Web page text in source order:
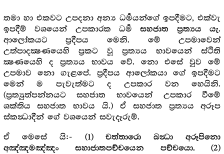
තමා හා එකවට උපදනා අන්‍ය ධර්‍මයන්ගේ ඉපදීමට, එක්වැ
ඉපදීම් වශයෙන් උපකාරක ධර්‍මසහජාත ප්‍ර‍ත්‍යය යැ.
ආලෝකයට ප්‍ර‍දීපය මෙනි. මේ උපමාවෙන්
උත්පාදක්‍ෂණයෙහි ප්‍ර‍කට වූ ප්‍ර‍ත්‍යය භාවයෙන් ස්ථිති
ක්‍ෂණයෙහි ද ප්‍ර‍ත්‍යය භාවය වේ. නො එසේ වුව මේ
උපමාව නො ගැළපේ. ප්‍ර‍දීපය ආලෝකයා ගේ ඉපදීමට
මෙන් ම පැවැත්මට ද උපකාර වන හෙයිනි.
(ප්‍ර‍ත්‍යුත්පන්නයට සහජාත භාවයෙන් උපකාර වීමේ
ශක්තිය සහජාත භාවය යි.) ඒ සහජාත ප්‍ර‍ත්‍යය අරූප
ස්කන්‍ධාදීන් ගේ වශයෙන් සවැදෑරුම්.
ඒ මෙසේ යි:- (1) චත්තාරො ඛන්‍ධා අරූපිනො
අඤ්ඤමඤ්ඤං සහාජාතපච්චයෙන පච්චයො. (2)